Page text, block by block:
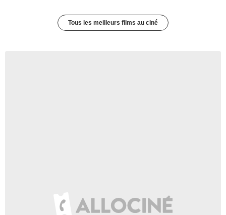
Tous les meilleurs films au ciné